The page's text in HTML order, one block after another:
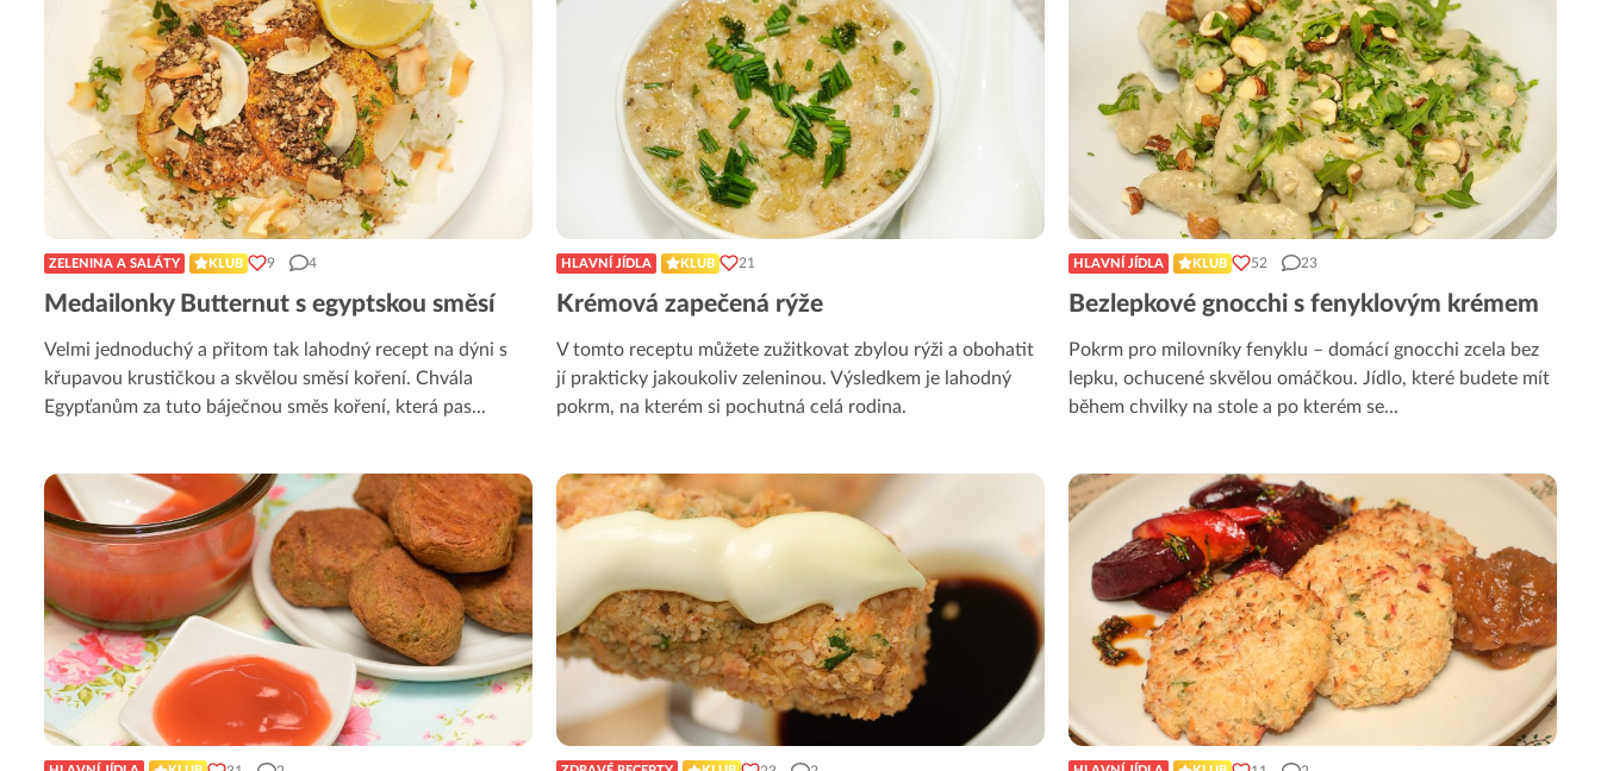
ZELENINA A SALÁTY KLUB 9 4
Medailonky Butternut s egyptskou směsí
Velmi jednoduchý a přitom tak lahodný recept na dýni s
křupavou krustičkou a skvělou směsí koření. Chvála
Egypťanům za tuto báječnou směs koření, která pas...
HLAVNÍ JÍDLA KLUB 21
Krémová zapečená rýže
V tomto receptu můžete zužitkovat zbylou rýži a obohatit
jí prakticky jakoukoliv zeleninou. Výsledkem je lahodný
pokrm, na kterém si pochutná celá rodina.
HLAVNÍ JÍDLA KLUB 52 23
Bezlepkové gnocchi s fenyklovým krémem
Pokrm pro milovníky fenyklu – domácí gnocchi zcela bez
lepku, ochucené skvělou omáčkou. Jídlo, které budete mít
během chvilky na stole a po kterém se...